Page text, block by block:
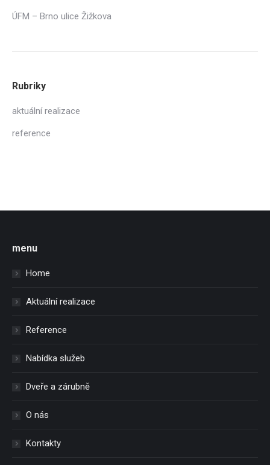
ÚFM – Brno ulice Žižkova
Rubriky
aktuální realizace
reference
menu
Home
Aktuální realizace
Reference
Nabídka služeb
Dveře a zárubně
O nás
Kontakty